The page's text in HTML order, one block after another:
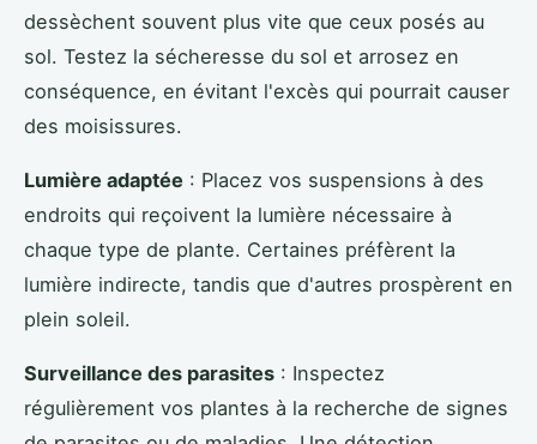
dessèchent souvent plus vite que ceux posés au
sol. Testez la sécheresse du sol et arrosez en
conséquence, en évitant l'excès qui pourrait causer
des moisissures.
Lumière adaptée : Placez vos suspensions à des
endroits qui reçoivent la lumière nécessaire à
chaque type de plante. Certaines préfèrent la
lumière indirecte, tandis que d'autres prospèrent en
plein soleil.
Surveillance des parasites : Inspectez
régulièrement vos plantes à la recherche de signes